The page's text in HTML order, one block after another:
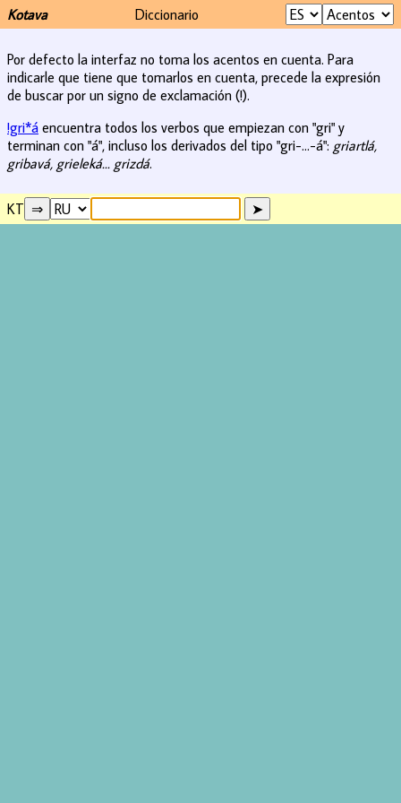
Kotava Diccionario
Por defecto la interfaz no toma los acentos en cuenta. Para
indicarle que tiene que tomarlos en cuenta, precede la expresión
de buscar por un signo de exclamación (!).
!gri*á encuentra todos los verbos que empiezan con "gri" y
terminan con "á", incluso los derivados del tipo "gri-...-á": griartlá,
gribavá, grieleká... grizdá.
KT